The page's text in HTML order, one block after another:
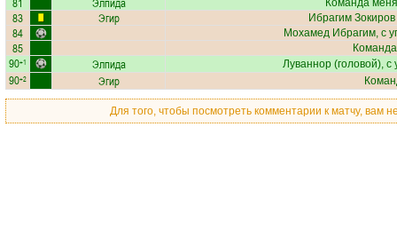
Команда
83 Эгир Ибрагим Зокиров
84 Мохамед Ибрагим, с
85
90+1 Элпида Луваннор(головой), с
90+2 Эгир
Для того, чтобы посмотреть комментарии к матчу, вам